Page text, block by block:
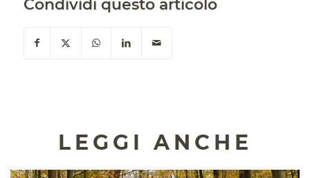
Condividi questo articolo
LEGGI ANCHE